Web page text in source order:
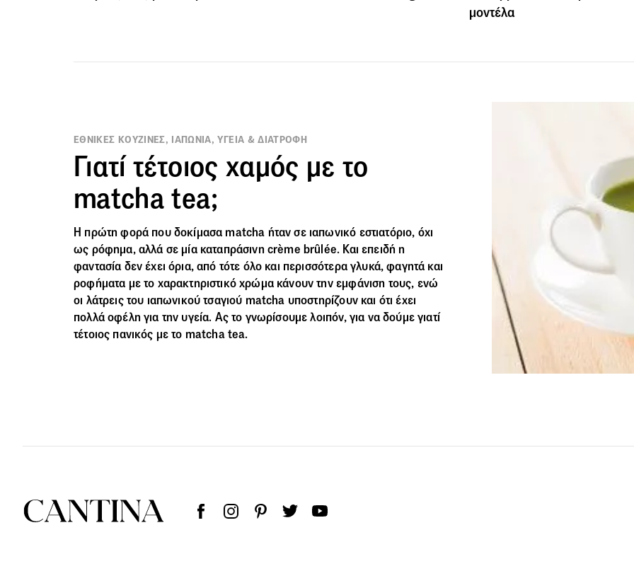
μοντέλα
ΕΘΝΙΚΕΣ ΚΟΥΖΙΝΕΣ, ΙΑΠΩΝΙΑ, ΥΓΕΙΑ & ΔΙΑΤΡΟΦΗ
Γιατί τέτοιος χαμός με το
matcha tea;
Η πρώτη φορά που δοκίμασα matcha ήταν σε ιαπωνικό εστιατόριο, όχι
ως ρόφημα, αλλά σε μία καταπράσινη crème brûlée. Και επειδή η
φαντασία δεν έχει όρια, από τότε όλο και περισσότερα γλυκά, φαγητά και
ροφήματα με το χαρακτηριστικό χρώμα κάνουν την εμφάνιση τους, ενώ
οι λάτρεις του ιαπωνικού τσαγιού matcha υποστηρίζουν και ότι έχει
πολλά οφέλη για την υγεία. Ας το γνωρίσουμε λοιπόν, για να δούμε γιατί
τέτοιος πανικός με το matcha tea.